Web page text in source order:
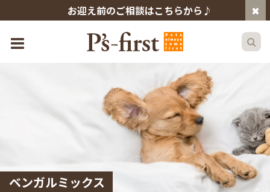
お迎え前のご相談はこちらから♪
ベンガルミックス